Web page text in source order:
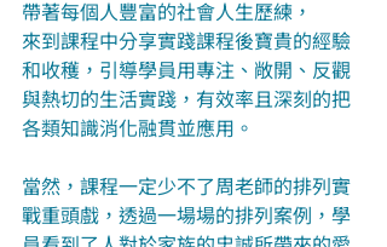
帶著每個人豐富的社會人生歷練，
來到課程中分享實踐課程後寶貴的經驗
和收穫，引導學員用專注、敞開、反觀
與熱切的生活實踐，有效率且深刻的把
各類知識消化融貫並應用。
當然，課程一定少不了周老師的排列實
戰重頭戲，透過一場場的排列案例，學